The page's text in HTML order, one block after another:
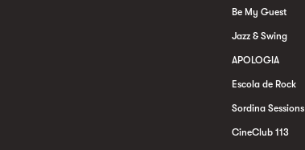
Be My Guest
Jazz & Swing
APOLOGIA
Escola de Rock
Sordina Sessions
CineClub 113